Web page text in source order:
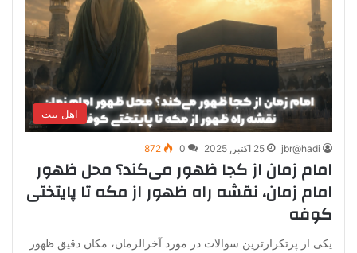
اهل بیت
jbr@hadi 25 اکتبر, 2025 0
872
امام زمان از کجا ظهور می‌کند؟ محل ظهور
امام زمان، نقشه راه ظهور از مکه تا پایتختی
کوفه
یکی از پرتکرارترین سوالات در مورد آخرالزمان، مکان دقیق ظهور